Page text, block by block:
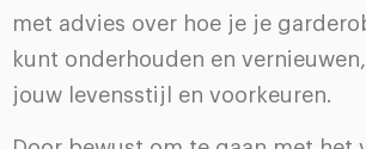
met advies over hoe je je
kunt onderhouden en
jouw levensstijl en voorkeuren.